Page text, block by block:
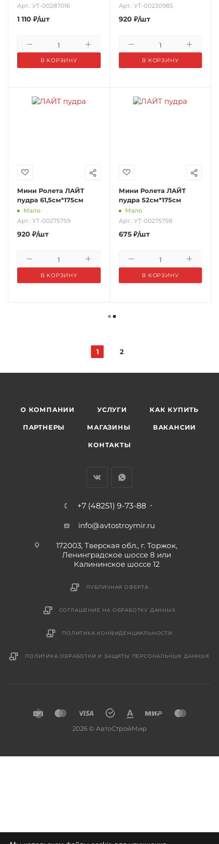
Арт.: УТ-00287016
1 110 ₽/шт
В КОРЗИНУ
Арт.: УТ-00230985
920 ₽/шт
В КОРЗИНУ
Мини Ролета ЛАЙТ
пудра 61,5см*175см
Мало
Арт.: УТ-00275759
920 ₽/шт
В КОРЗИНУ
Мини Ролета ЛАЙТ
пудра 52см*175см
Мало
Арт.: УТ-00275758
675₽/шт
В КОРЗИНУ
1 2
О КОМПАНИИ УСЛУГИ КАК КУПИТЬ
ПАРТНЕРЫ МАГАЗИНЫ ВАКАНСИИ
КОНТАКТЫ
+7 (48251) 9-73-88
info@avtostroymir.ru
172003, Тверская обл., г. Торжок,
Ленинградское шоссе 8 или
Калининское шоссе 12
ПУБЛИЧНАЯ ОФЕРТА
СОГЛАШЕНИЕ НА ОБРАБОТКУ ДАННЫХ
ПОЛИТИКА КОНФИДЕНЦИАЛЬНОСТИ
ПОЛИТИКА ОБРАБОТКИ И ЗАЩИТЫ ПЕРСОНАЛЬНЫХ ДАННЫХ
2026 © АвтоСтройМир